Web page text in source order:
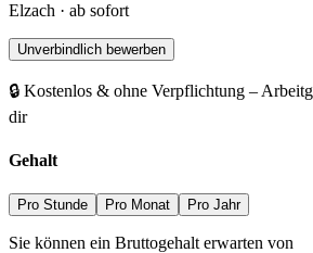
Elzach · ab sofort
Unverbindlich bewerben
🔒 Kostenlos & ohne Verpflichtung –
dir
Gehalt
Pro Stunde Pro Monat Pro Jahr
Sie können ein Bruttogehalt erwarten von